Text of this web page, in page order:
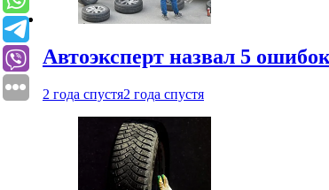
Автоэксперт назвал 5
2 года спустя2 года спустя